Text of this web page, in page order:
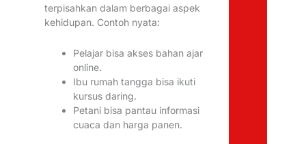
terpisahkan dalam berbagai aspek
kehidupan. Contoh nyata:
Pelajar bisa akses bahan ajar
online.
Ibu rumah tangga bisa ikuti
kursus daring.
Petani bisa pantau informasi
cuaca dan harga panen.